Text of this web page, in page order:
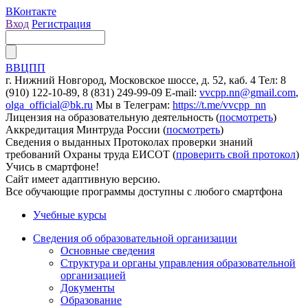
ВКонтакте
Вход Регистрация
ВВЦПП
г. Нижний Новгород, Московское шоссе, д. 52, каб. 4 Тел: 8
(910) 122-10-89, 8 (831) 249-99-09 E-mail: vvcpp.nn@gmail.com,
olga_official@bk.ru Мы в Телеграм: https://t.me/vvcpp_nn
Лицензия на образовательную деятельность (посмотреть)
Аккредитация Минтруда России (посмотреть)
Сведения о выданных Протоколах проверки знаний
требований Охраны труда ЕИСОТ (проверить свой протокол)
Учись в смартфоне!
Сайт имеет адаптивную версию.
Все обучающие программы доступны с любого смартфона
Учебные курсы
Сведения об образовательной организации
Основные сведения
Структура и органы управления образовательной
организацией
Документы
Образование